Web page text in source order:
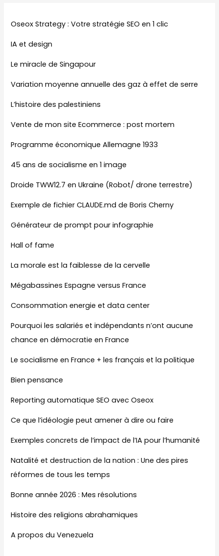
Oseox Strategy : Votre stratégie SEO en 1 clic
IA et design
Le miracle de Singapour
Variation moyenne annuelle des gaz à effet de serre
L’histoire des palestiniens
Vente de mon site Ecommerce : post mortem
Programme économique Allemagne 1933
45 ans de socialisme en 1 image
Droide TWW12.7 en Ukraine (Robot/ drone terrestre)
Exemple de fichier CLAUDE.md de Boris Cherny
Générateur de prompt pour infographie
Hall of fame
La morale est la faiblesse de la cervelle
Mégabassines Espagne versus France
Consommation energie et data center
Pourquoi les salariés et indépendants n’ont aucune
chance en démocratie en France
Le socialisme en France + les français et la politique
Bien pensance
Reporting automatique SEO avec Oseox
Ce que l’idéologie peut amener à dire ou faire
Exemples concrets de l’impact de l’IA pour l’humanité
Natalité et destruction de la nation : Une des pires
réformes de tous les temps
Bonne année 2026 : Mes résolutions
Histoire des religions abrahamiques
A propos du Venezuela